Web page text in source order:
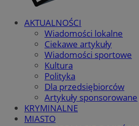
AKTUALNOŚCI
Wiadomości lokalne
Ciekawe artykuły
Wiadomości sportowe
Kultura
Polityka
Dla przedsiębiorców
Artykuły sponsorowane
KRYMINALNE
MIASTO